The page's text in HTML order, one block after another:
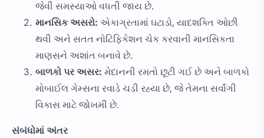
જેવી સમસ્યાઓ વધતી જાય છે.
માનસિક અસરો: એકાગ્રતામાં ઘટાડો, યાદશક્તિ ઓછી
થવી અને સતત નોટિફિકેશન ચેક કરવાની માનસિકતા
માણસને અશાંત બનાવે છે.
બાળકો પર અસર: મેદાનની રમતો છૂટી ગઈ છે અને બાળકો
મોબાઈલ ગેમ્સના રવાડે ચડી રહ્યા છે, જે તેમના સર્વાંગી
વિકાસ માટે જોખમી છે.
સંબંધોમાં અંતર